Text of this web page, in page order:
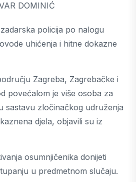
DOMINIĆ
policija po nalogu
uhićenja i hitne dokazne
Zagreba, Zagrebačke i
povećalom je više osoba za
sastavu zločinačkog udruženja
djela, objavili su iz
osumnjičenika donijeti
u predmetnom slučaju.